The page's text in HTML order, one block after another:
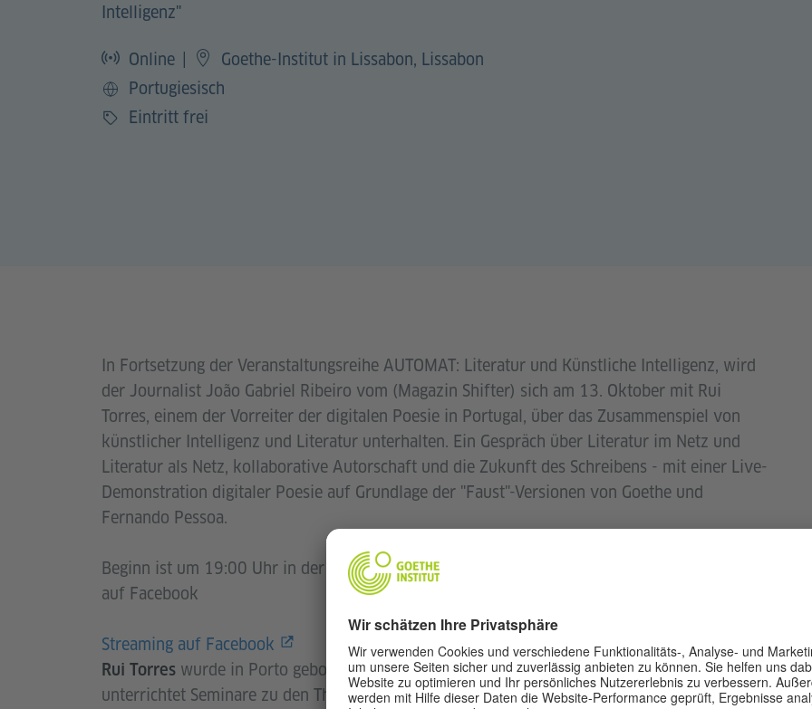
Intelligenz"
Online
Goethe-Institut in Lissabon, Lissabon
Sprache
Portugiesisch
Preis
Eintritt frei
In Fortsetzung der Veranstaltungsreihe AUTOMAT: Literatur und Künstliche Intelligenz, wird
der Journalist João Gabriel Ribeiro vom (Magazin Shifter) sich am 13. Oktober mit Rui
Torres, einem der Vorreiter der digitalen Poesie in Portugal, über das Zusammenspiel von
künstlicher Intelligenz und Literatur unterhalten. Ein Gespräch über Literatur im Netz und
Literatur als Netz, kollaborative Autorschaft und die Zukunft des Schreibens - mit einer Live-
Demonstration digitaler Poesie auf Grundlage der "Faust"-Versionen von Goethe und
Fernando Pessoa.
Beginn ist um 19:00 Uhr in der Bibliothek des Goethe-Instituts in Lissabon, mit Livestream
auf Facebook
Streaming auf Facebook
Rui Torres wurde in Porto geboren und ist Professor an der Universität Fernando Pessoa. Er
unterrichtet Seminare zu den Themen Kommunikation, Semiotik, Literatur und Hypermedia